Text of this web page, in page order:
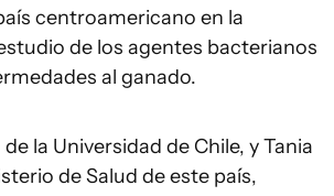
centroamericano en la
de los agentes bacterianos
al ganado.
la Universidad de Chile, y Tania
de Salud de este país,